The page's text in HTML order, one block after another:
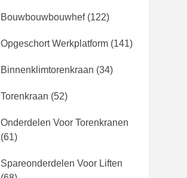
Bouwbouwbouwhef(122)
Opgeschort Werkplatform (141)
Binnenklimtorenkraan (34)
Torenkraan (52)
Onderdelen Voor Torenkranen
(61)
Spareonderdelen Voor Liften